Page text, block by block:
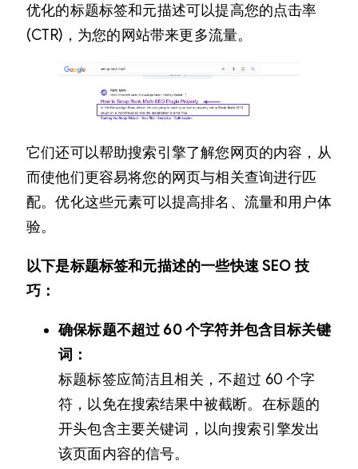
优化的标题标签和元描述可以提高您的点击率
(CTR)，为您的网站带来更多流量。
它们还可以帮助搜索引擎了解您网页的内容，从
而使他们更容易将您的网页与相关查询进行匹
配。优化这些元素可以提高排名、流量和用户体
验。
以下是标题标签和元描述的一些快速 SEO 技
巧：
确保标题不超过 60 个字符并包含目标关键
词：
标题标签应简洁且相关，不超过 60 个字
符，以免在搜索结果中被截断。在标题的
开头包含主要关键词，以向搜索引擎发出
该页面内容的信号。